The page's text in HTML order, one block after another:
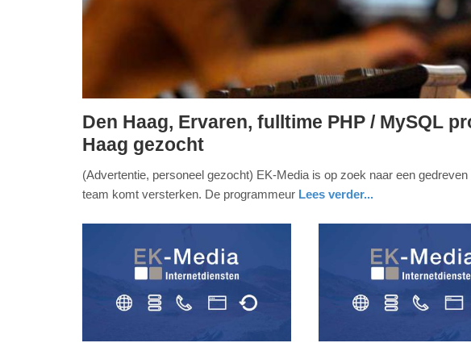
dinsdag,
oktober
2017
Den Haag, Ervaren, fulltime PHP / MySQL
Haag gezocht
(Advertentie, personeel gezocht) EK-Media is op zoek naar een
team komt versterken. De programmeur Lees verder...